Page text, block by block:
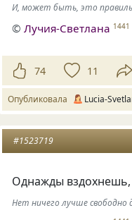
И, может быть, это
©Лучия-Светлана 1441
74 11
Опубликовала Lucia-
#1523719
Однажды вздохнешь,
Нет ничего лучше